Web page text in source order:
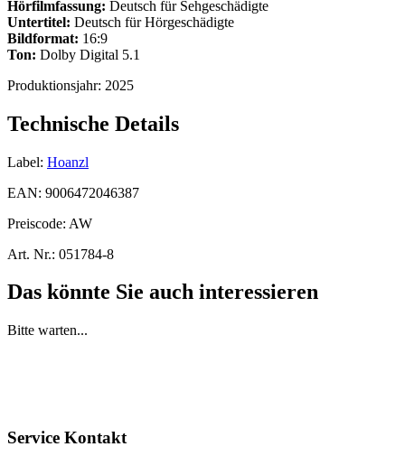
Hörfilmfassung: Deutsch für Sehgeschädigte
Untertitel: Deutsch für Hörgeschädigte
Bildformat: 16:9
Ton: Dolby Digital 5.1
Produktionsjahr: 2025
Technische Details
Label: Hoanzl
EAN: 9006472046387
Preiscode: AW
Art. Nr.: 051784-8
Das könnte Sie auch interessieren
Bitte warten...
Service Kontakt